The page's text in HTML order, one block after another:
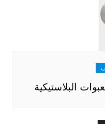
البلاستيكية